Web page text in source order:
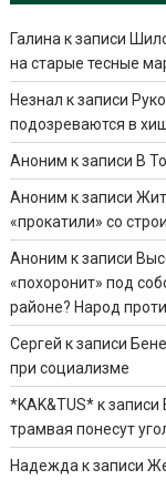
Галина к записи
на старые тесные
Незнал к записи
подозреваются в
Аноним к записиВ
Аноним к записи
«прокатили» со
Аноним к записи
«похоронит» под
районе? Народ
Сергей к записи
при социализме
*KAK&TUS*к записи
трамвая понесут
Надежда к записи